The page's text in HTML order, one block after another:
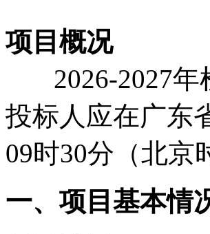
项目概况
2026-2027
投标人应在广东
09时30分（北京
一、项目基本情